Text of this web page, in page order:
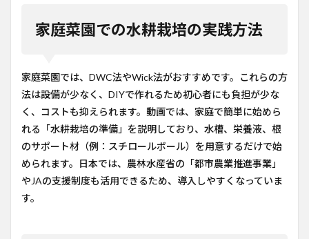
家庭菜園での水耕栽培の実践方法
家庭菜園では、DWC法やWick法がおすすめです。これらの方
法は設備が少なく、DIYで作れるため初心者にも負担が少な
く、コストも抑えられます。動画では、家庭で簡単に始めら
れる「水耕栽培の準備」を説明しており、水槽、栄養液、根
のサポート材（例：スチロールボール）を用意するだけで始
められます。日本では、農林水産省の「都市農業推進事業」
やJAの支援制度も活用できるため、導入しやすくなっていま
す。